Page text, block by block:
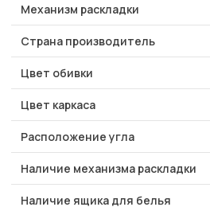
Механизм раскладки
Страна производитель
Цвет обивки
Цвет каркаса
Расположение угла
Наличие механизма раскладки
Наличие ящика для белья